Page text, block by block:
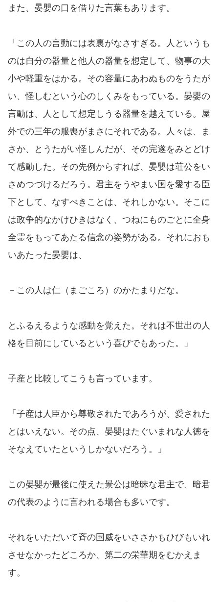
また、晏嬰の口を借りた言葉もあります。
「この人の言動には表裏がなさすぎる。人というも
のは自分の器量と他人の器量を想定して、物事の大
小や軽重をはかる。その容量にあわぬものをうたが
い、怪しむという心のしくみをもっている。晏嬰の
言動は、人として想定しうる器量を越えている。屋
外での三年の服喪がまさにそれである。人々は、ま
さか、とうたがい怪しんだが、その完遂をみとどけ
て感動した。その先例からすれば、晏嬰は荘公をい
さめつづけるだろう。君主をうやまい国を愛する臣
下として、なすべきことは、それしかない。そこに
は政争的なかけひきはなく、つねにものごとに全身
全霊をもってあたる信念の姿勢がある。それにおも
いあたった晏嬰は、
－この人は仁（まごころ）のかたまりだな。
とふるえるような感動を覚えた。それは不世出の人
格を目前にしているという喜びでもあった。」
子産と比較してこうも言っています。
「子産は人臣から尊敬されたであろうが、愛された
とはいえない。その点、晏嬰はたぐいまれな人徳を
そなえていたというしかないだろう。」
この晏嬰が最後に使えた景公は暗昧な君主で、暗君
の代表のように言われる場合も多いです。
それをいただいて斉の国威をいささかもひびもいれ
させなかったどころか、第二の栄華期をむかえま
す。